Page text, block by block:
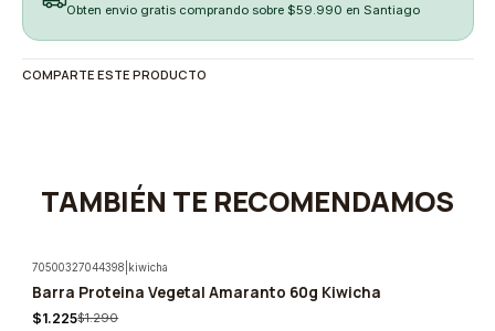
Obten envio gratis comprando sobre $59.990 en Santiago
COMPARTE ESTE PRODUCTO
TAMBIÉN TE RECOMENDAMOS
-5%
70500327044398 kiwicha
Barra Proteina Vegetal Amaranto 60g Kiwicha
$1.225$1.290